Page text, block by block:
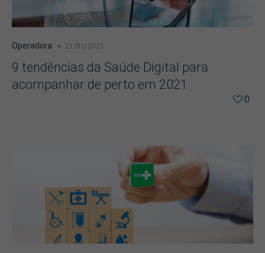
Operadora 21/01/2021
9 tendências da Saúde Digital para
acompanhar de perto em 2021
0